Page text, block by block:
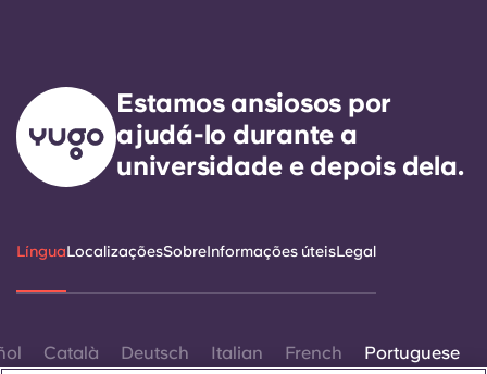
Estamos ansiosos por
ajudá-lo durante a
universidade e depois dela.
LínguaLocalizaçõesSobreInformações úteisLegal
Català Deutsch Italian French Portuguese